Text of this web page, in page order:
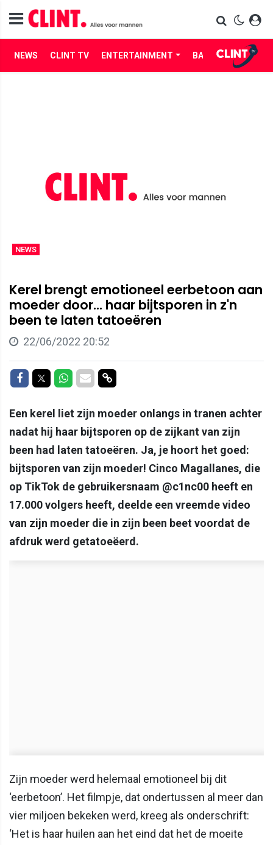
NEWS CLINT TV ENTERTAINMENT BABES LIFE
NEWS
Kerel brengt emotioneel eerbetoon aan
moeder door... haar bijtsporen in z'n
been te laten tatoeëren
22/06/2022 20:52
Delen op Facebook
Delen op Twitter
Delen op Whatsapp
Delen via Mail
Delen via link
Een kerel liet zijn moeder onlangs in tranen achter
nadat hij haar bijtsporen op de zijkant van zijn
been had laten tatoeëren. Ja, je hoort het goed:
bijtsporen van zijn moeder! Cinco Magallanes, die
op TikTok de gebruikersnaam @c1nc00 heeft en
17.000 volgers heeft, deelde een vreemde video
van zijn moeder die in zijn been beet voordat de
afdruk werd getatoeëerd.
Zijn moeder werd helemaal emotioneel bij dit
‘eerbetoon’. Het filmpje, dat ondertussen al meer dan
vier miljoen bekeken werd, kreeg als onderschrift:
‘Het is haar huilen aan het eind dat het de moeite